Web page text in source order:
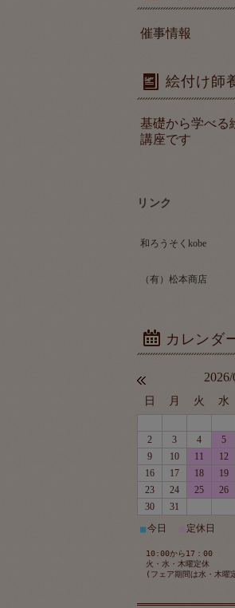
催事情報
絵付け師
基礎から学べる
講座です
リンク
和ろうそくkobe
（有）松本商店
日 月 火 水
2
3 4 5
9
10 11 12
16
17 18 19
23
24 25 26
30
31
■今日 定休日
10:00から17：00
火・水・木曜定休
(フェア期間は水・木曜